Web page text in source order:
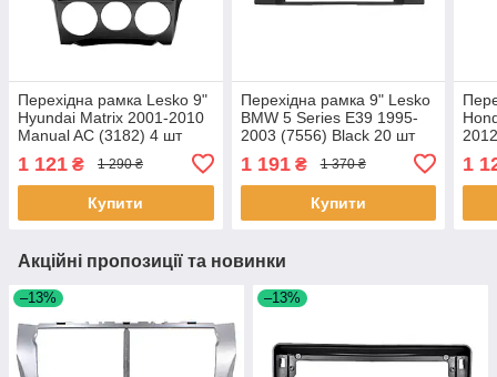
Перехідна рамка Lesko 9"
Hyundai Matrix 2001-2010
Manual AC (3182) 4 шт
1 121 ₴ 1 290 ₴
Купити
Перехідна рамка 9" Lesko
BMW 5 Series E39 1995-
2003 (7556) Black 20 шт
1 191₴ 1 370 ₴
Купити
1
Акційні пропозиції та новинки
–13% –13%